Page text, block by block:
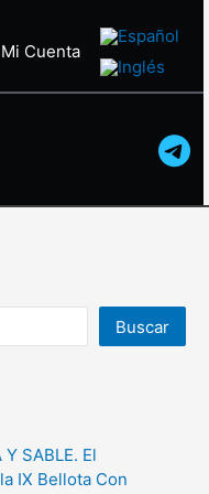
Mi Cuenta
Buscar
Y SABLE. El
IX Bellota Con